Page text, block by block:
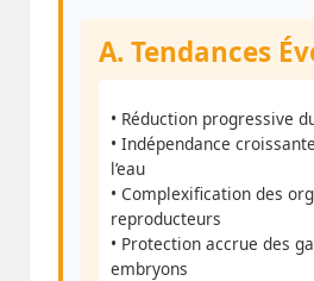
A. Tendances
• Réduction progressive
• Indépendance
l’eau
• Complexification des
reproducteurs
• Protection accrue des
embryons